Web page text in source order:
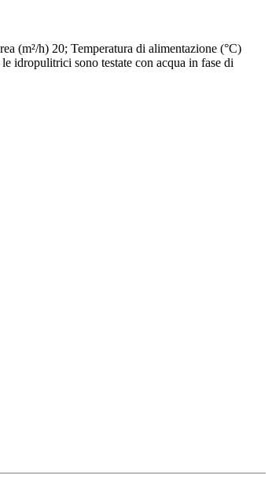
(m²/h) 20; Temperatura di alimentazione (°C)
idropulitrici sono testate con acqua in fase di